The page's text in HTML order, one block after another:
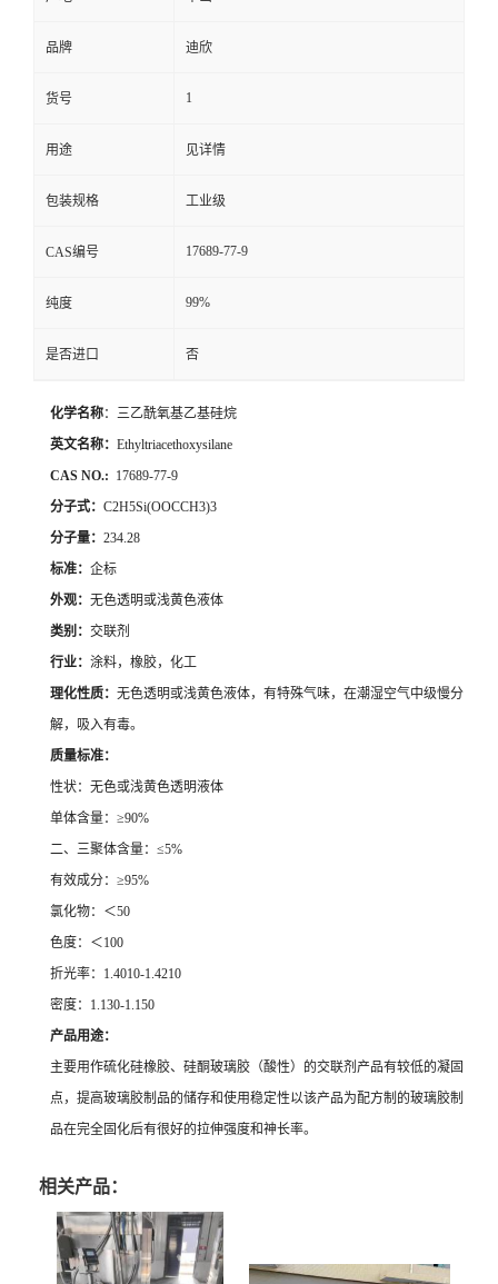
式
在
线
留
品牌 迪欣
货号 1
用途 见详情
包装规格 工业级
CAS编号 17689-77-9
纯度 99%
是否进口 否
化学名称：三乙酰氧基乙基硅烷
英文名称： Ethyltriacethoxysilane
CAS NO.: 17689-77-9
分子式： C2H5Si(OOCCH3)3
分子量： 234.28
标准： 企标
外观： 无色透明或浅黄色液体
类别： 交联剂
行业： 涂料，橡胶，化工
理化性质： 无色透明或浅黄色液体，有特殊气味，在潮湿空气中级慢分
解，吸入有毒。
质量标准：
性状：无色或浅黄色透明液体
单体含量：≥90%
二、三聚体含量：≤5%
有效成分：≥95%
氯化物：＜50
色度：＜100
折光率： 1.4010-1.4210
密度： 1.130-1.150
产品用途：
主要用作硫化硅橡胶、硅酮玻璃胶（酸性）的交联剂产品有较低的凝固
点，提高玻璃胶制品的储存和使用稳定性以该产品为配方制的玻璃胶制
品在完全固化后有很好的拉伸强度和神长率。
相关产品：